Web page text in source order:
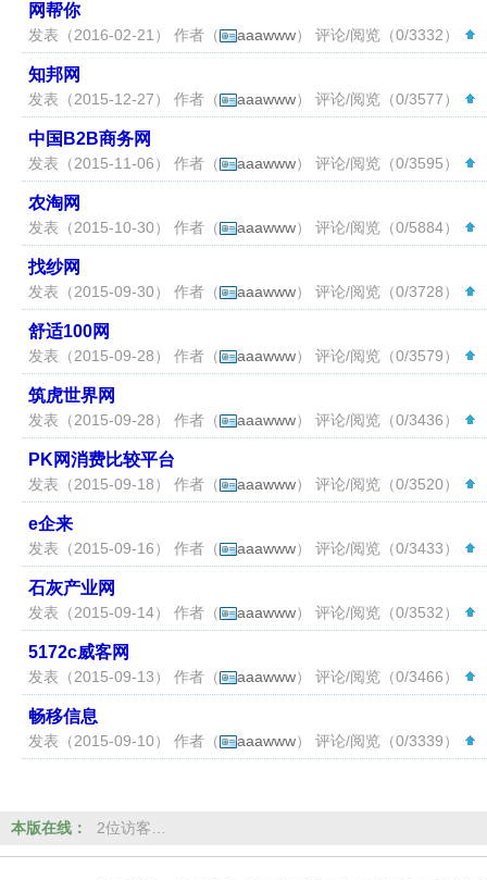
网帮你
发表（2016-02-21） 作者（ aaawww） 评论/阅览（0/3332）
知邦网
发表（2015-12-27） 作者（ aaawww） 评论/阅览（0/3577）
中国B2B商务网
发表（2015-11-06） 作者（ aaawww） 评论/阅览（0/3595）
农淘网
发表（2015-10-30） 作者（ aaawww） 评论/阅览（0/5884）
找纱网
发表（2015-09-30） 作者（ aaawww） 评论/阅览（0/3728）
舒适100网
发表（2015-09-28） 作者（ aaawww） 评论/阅览（0/3579）
筑虎世界网
发表（2015-09-28） 作者（ aaawww） 评论/阅览（0/3436）
PK网消费比较平台
发表（2015-09-18） 作者（ aaawww） 评论/阅览（0/3520）
e企来
发表（2015-09-16） 作者（ aaawww） 评论/阅览（0/3433）
石灰产业网
发表（2015-09-14） 作者（ aaawww） 评论/阅览（0/3532）
5172c威客网
发表（2015-09-13） 作者（ aaawww） 评论/阅览（0/3466）
畅移信息
发表（2015-09-10） 作者（ aaawww） 评论/阅览（0/3339）
本版在线： 2位访客…